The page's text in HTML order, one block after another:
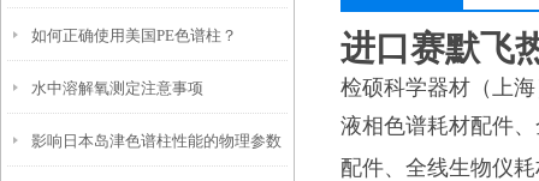
如何正确使用美国PE色谱柱？
水中溶解氧测定注意事项
影响日本岛津色谱柱性能的物理参数
进口赛默飞
检硕科学器材（上
液相色谱耗材配件
配件、全线生物仪